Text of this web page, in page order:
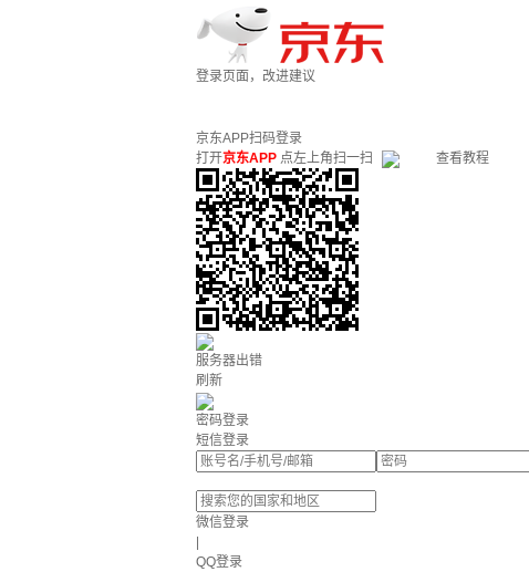
登录页面，改进建议
京东APP扫码登录
打开京东APP 点左上角扫一扫 查看教程
服务器出错
刷新
密码登录
短信登录
微信登录
QQ登录